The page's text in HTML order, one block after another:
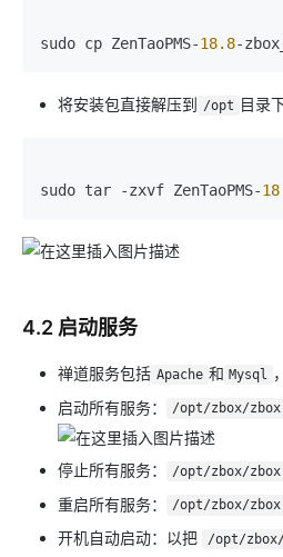
sudo cp ZenTaoPMS-18.8
将安装包直接解压到 /opt 目录下
sudo tar -zxvf ZenTaoPMS-
4.2 启动服务
禅道服务包括 Apache 和 Mysql
启动所有服务：
/opt/zbox/
停止所有服务： /opt/zbox/
重启所有服务：
/opt/zbox/
开机自动启动：以把
/opt/